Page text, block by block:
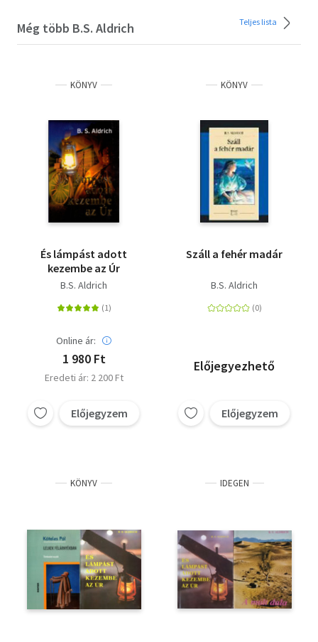
Még több B.S. Aldrich Teljes lista
KÖNYV
És lámpást adott
kezembe az Úr
B.S. Aldrich
Online ár:
1 980 Ft
Eredeti ár: 2 200 Ft
Előjegyzem
KÖNYV
Száll a fehér madár
B.S. Aldrich
Előjegyezhető
Előjegyzem
KÖNYV IDEGEN